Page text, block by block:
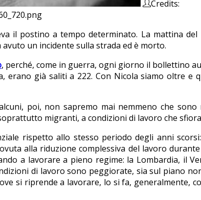
Credits:
il postino a tempo determinato. La mattina
un incidente sulla strada ed è morto.
, perché, come in guerra, ogni giorno il bollettino
erano già saliti a 222. Con Nicola siamo oltre e
poi, non sapremo mai nemmeno che
migranti, a condizioni di lavoro che
rispetto allo stesso periodo degli anni
alla riduzione complessiva del lavoro
a lavorare a pieno regime: la Lombardia, il
di lavoro sono peggiorate, sia sul piano
si riprende a lavorare, lo si fa, generalmente,